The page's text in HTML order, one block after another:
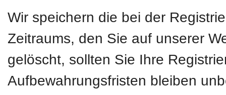
Wir speichern die bei der
Zeitraums, den Sie auf unserer
gelöscht, sollten Sie Ihre
Aufbewahrungsfristen bleiben